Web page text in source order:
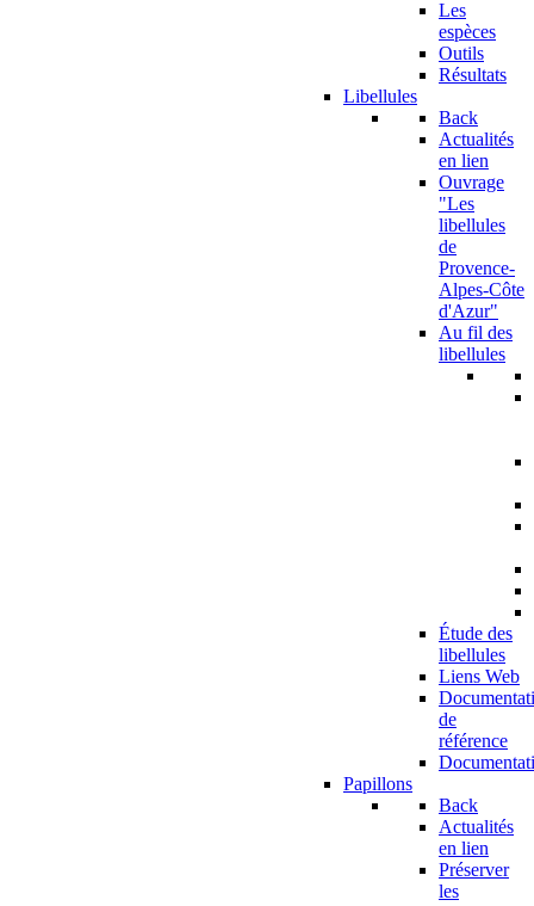
Les
espèces
Outils
Résultats
Libellules
Back
Actualités
en lien
Ouvrage
"Les
libellules
de
Provence-
Alpes-Côte
d'Azur"
Au fil des
libellules
Étude des
libellules
Liens Web
de
référence
Papillons
Back
Actualités
en lien
Préserver
les